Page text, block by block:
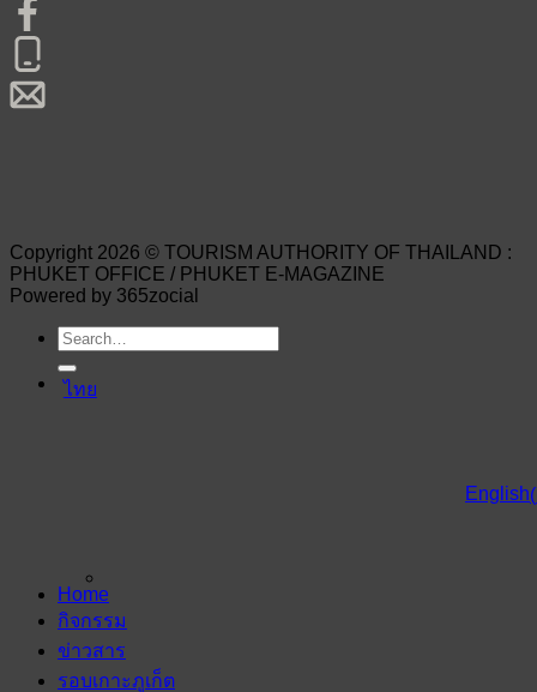
Copyright 2026 © TOURISM AUTHORITY OF THAILAND :
PHUKET OFFICE / PHUKET E-MAGAZINE
Powered by 365zocial
ไทย
English(
Home
กิจกรรม
ข่าวสาร
รอบเกาะภูเก็ต